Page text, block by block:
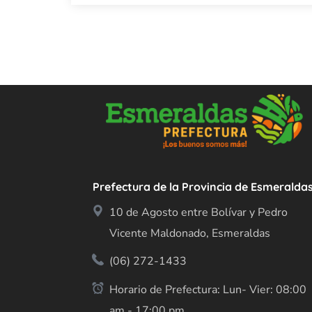
Prefectura de la Provincia de
10 de Agosto entre Bolívar y Pedro
Vicente Maldonado, Esmeraldas
(06) 272-1433
Horario de Prefectura: Lun- Vier: 08:00